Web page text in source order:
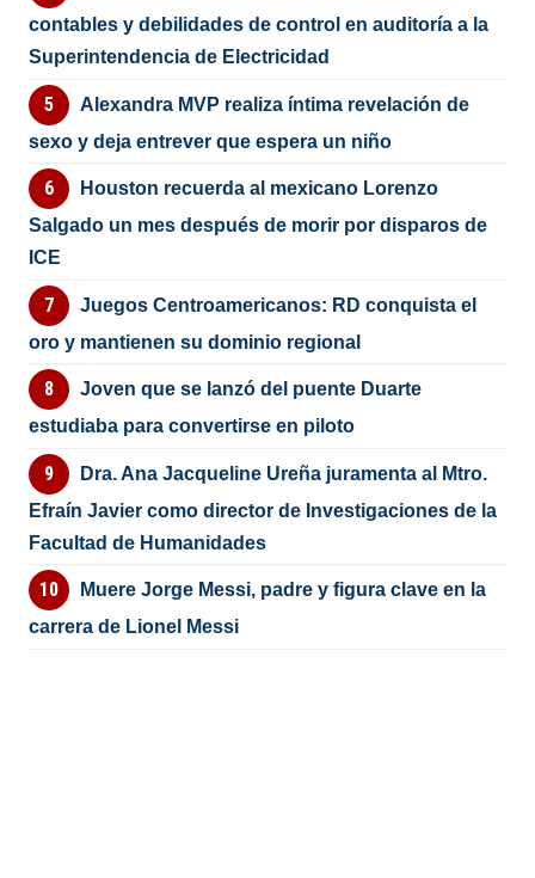
contables y debilidades de control en auditoría a la
Superintendencia de Electricidad
Alexandra MVP realiza íntima revelación de
sexo y deja entrever que espera un niño
Houston recuerda al mexicano Lorenzo
Salgado un mes después de morir por disparos de
ICE
Juegos Centroamericanos: RD conquista el
oro y mantienen su dominio regional
Joven que se lanzó del puente Duarte
estudiaba para convertirse en piloto
Dra. Ana Jacqueline Ureña juramenta al Mtro.
Efraín Javier como director de Investigaciones de la
Facultad de Humanidades
Muere Jorge Messi, padre y figura clave en la
carrera de Lionel Messi